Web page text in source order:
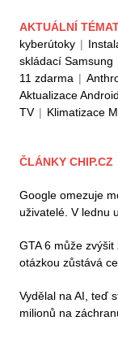
AKTUÁLNÍ
kyberútoky |
skládací Samsung
11 zdarma |
Aktualizace
TV | Klimatizace
ČLÁNKY CHIP.CZ
Google omezuje
uživatelé. V lednu
GTA 6 může
otázkou zůstává
Vydělal na AI, teď
milionů na